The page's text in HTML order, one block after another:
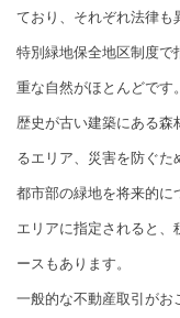
ており、それぞれ法律も
特別緑地保全地区制度で
重な自然がほとんどです。
歴史が古い建築にある
るエリア、災害を防ぐた
都市部の緑地を将来的に
エリアに指定されると、
ースもあります。
一般的な不動産取引がお